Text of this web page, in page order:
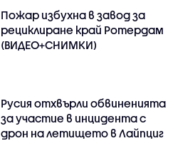
Пожар избухна в завод за
рециклиране край Ротердам
(ВИДЕО+СНИМКИ)
Русия отхвърли обвиненията
за участие в инцидента с
дрон на летището в Лайпциг